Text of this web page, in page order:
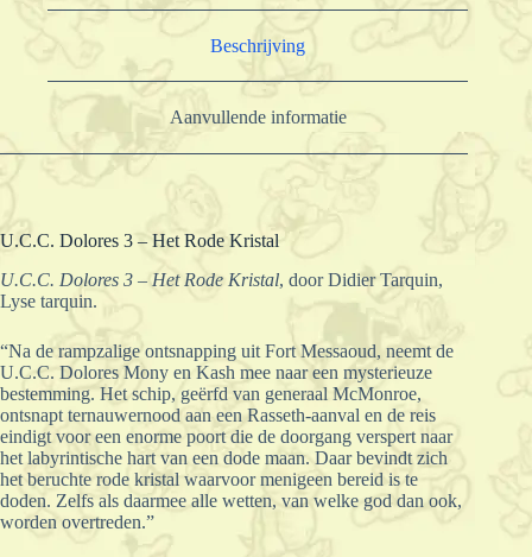
Beschrijving
Aanvullende informatie
U.C.C. Dolores 3 – Het Rode Kristal
U.C.C. Dolores 3 – Het Rode Kristal, door Didier Tarquin,
Lyse tarquin.
“Na de rampzalige ontsnapping uit Fort Messaoud, neemt de
U.C.C. Dolores Mony en Kash mee naar een mysterieuze
bestemming. Het schip, geërfd van generaal McMonroe,
ontsnapt ternauwernood aan een Rasseth-aanval en de reis
eindigt voor een enorme poort die de doorgang verspert naar
het labyrintische hart van een dode maan. Daar bevindt zich
het beruchte rode kristal waarvoor menigeen bereid is te
doden. Zelfs als daarmee alle wetten, van welke god dan ook,
worden overtreden.”